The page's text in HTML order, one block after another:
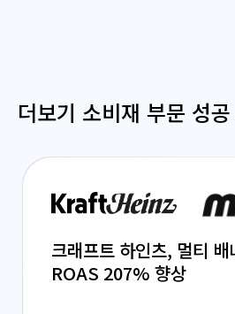
더보기 소비재 부문 성
크래프트 하인츠, 멀티
ROAS 207% 향상